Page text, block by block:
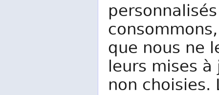
que nous ne
leurs mises
non